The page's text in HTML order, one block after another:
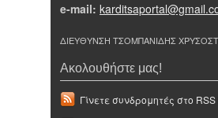
e-mail:
ΔΙΕΥΘΥΝΣΗ ΤΣΟΜΠΑΝΙΔΗΣ
Ακολουθήστε μας!
Γίνετε συνδρομητές στο RSS